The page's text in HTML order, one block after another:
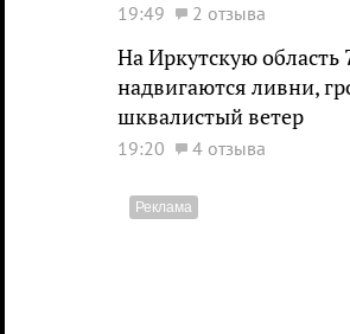
19:49 2 отзыва
На Иркутскую область
надвигаются ливни,
шквалистый ветер
19:20 4 отзыва